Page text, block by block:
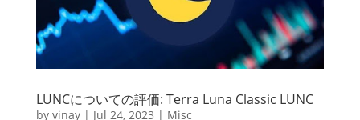
LUNCについての評価: Terra Luna Classic LUNC
by vinay| Jul 24, 2023 | Misc